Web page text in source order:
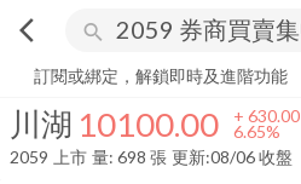
arrow_back_ios search
川湖 10100.00+6.65%
訂閱或綁定，解鎖即時及進階功能
川湖 10100.00 + 630.00
6.65%
2059
上市 量: 698 張 更新:08/06 收盤